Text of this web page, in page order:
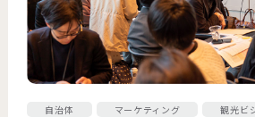
自治体 マーケティング 観光ビ